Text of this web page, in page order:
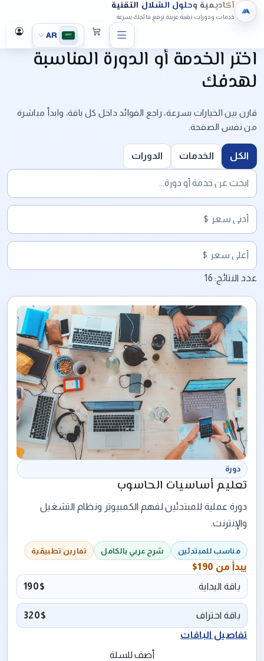
أكاديمية وحلول الشلال التقنية
خدمات ودورات تقنية عربية ترفع نتائجك بسرعة
AR
اختر الخدمة أو الدورة المناسبة
لهدفك
قارن بين الخيارات بسرعة، راجع الفوائد داخل كل باقة، وابدأ مباشرة
من نفس الصفحة.
الكل الخدمات الدورات
عدد النتائج: 16
دورة
تعليم أساسيات الحاسوب
دورة عملية للمبتدئين لفهم الكمبيوتر ونظام التشغيل
والإنترنت.
مناسب للمبتدئين شرح عربي بالكامل تمارين تطبيقية
يبدأ من 190$
باقة البداية
190$
باقة احتراف
320$
تفاصيل الباقات
أضف للسلة